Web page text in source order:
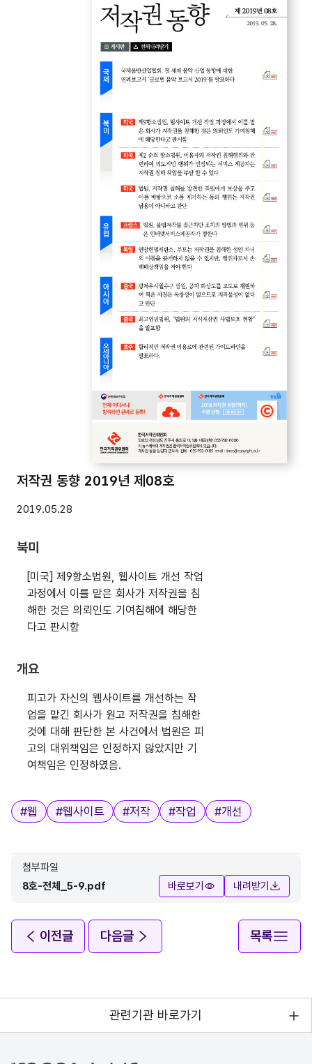
저작권 동향 2019년 제08호
2019.05.28
북미
[미국] 제9항소법원, 웹사이트 개선 작업
과정에서 이를 맡은 회사가 저작권을 침
해한 것은 의뢰인도 기여침해에 해당한
다고 판시함
개요
피고가 자신의 웹사이트를 개선하는 작
업을 맡긴 회사가 원고 저작권을 침해한
것에 대해 판단한 본 사건에서 법원은 피
고의 대위책임은 인정하지 않았지만 기
여책임은 인정하였음.
태그
#웹 #웹사이트 #저작 #작업 #개선
첨부파일
8호-전체_5-9.pdf
바로보기 내려받기
이전글 다음글 목록
관련기관 바로가기